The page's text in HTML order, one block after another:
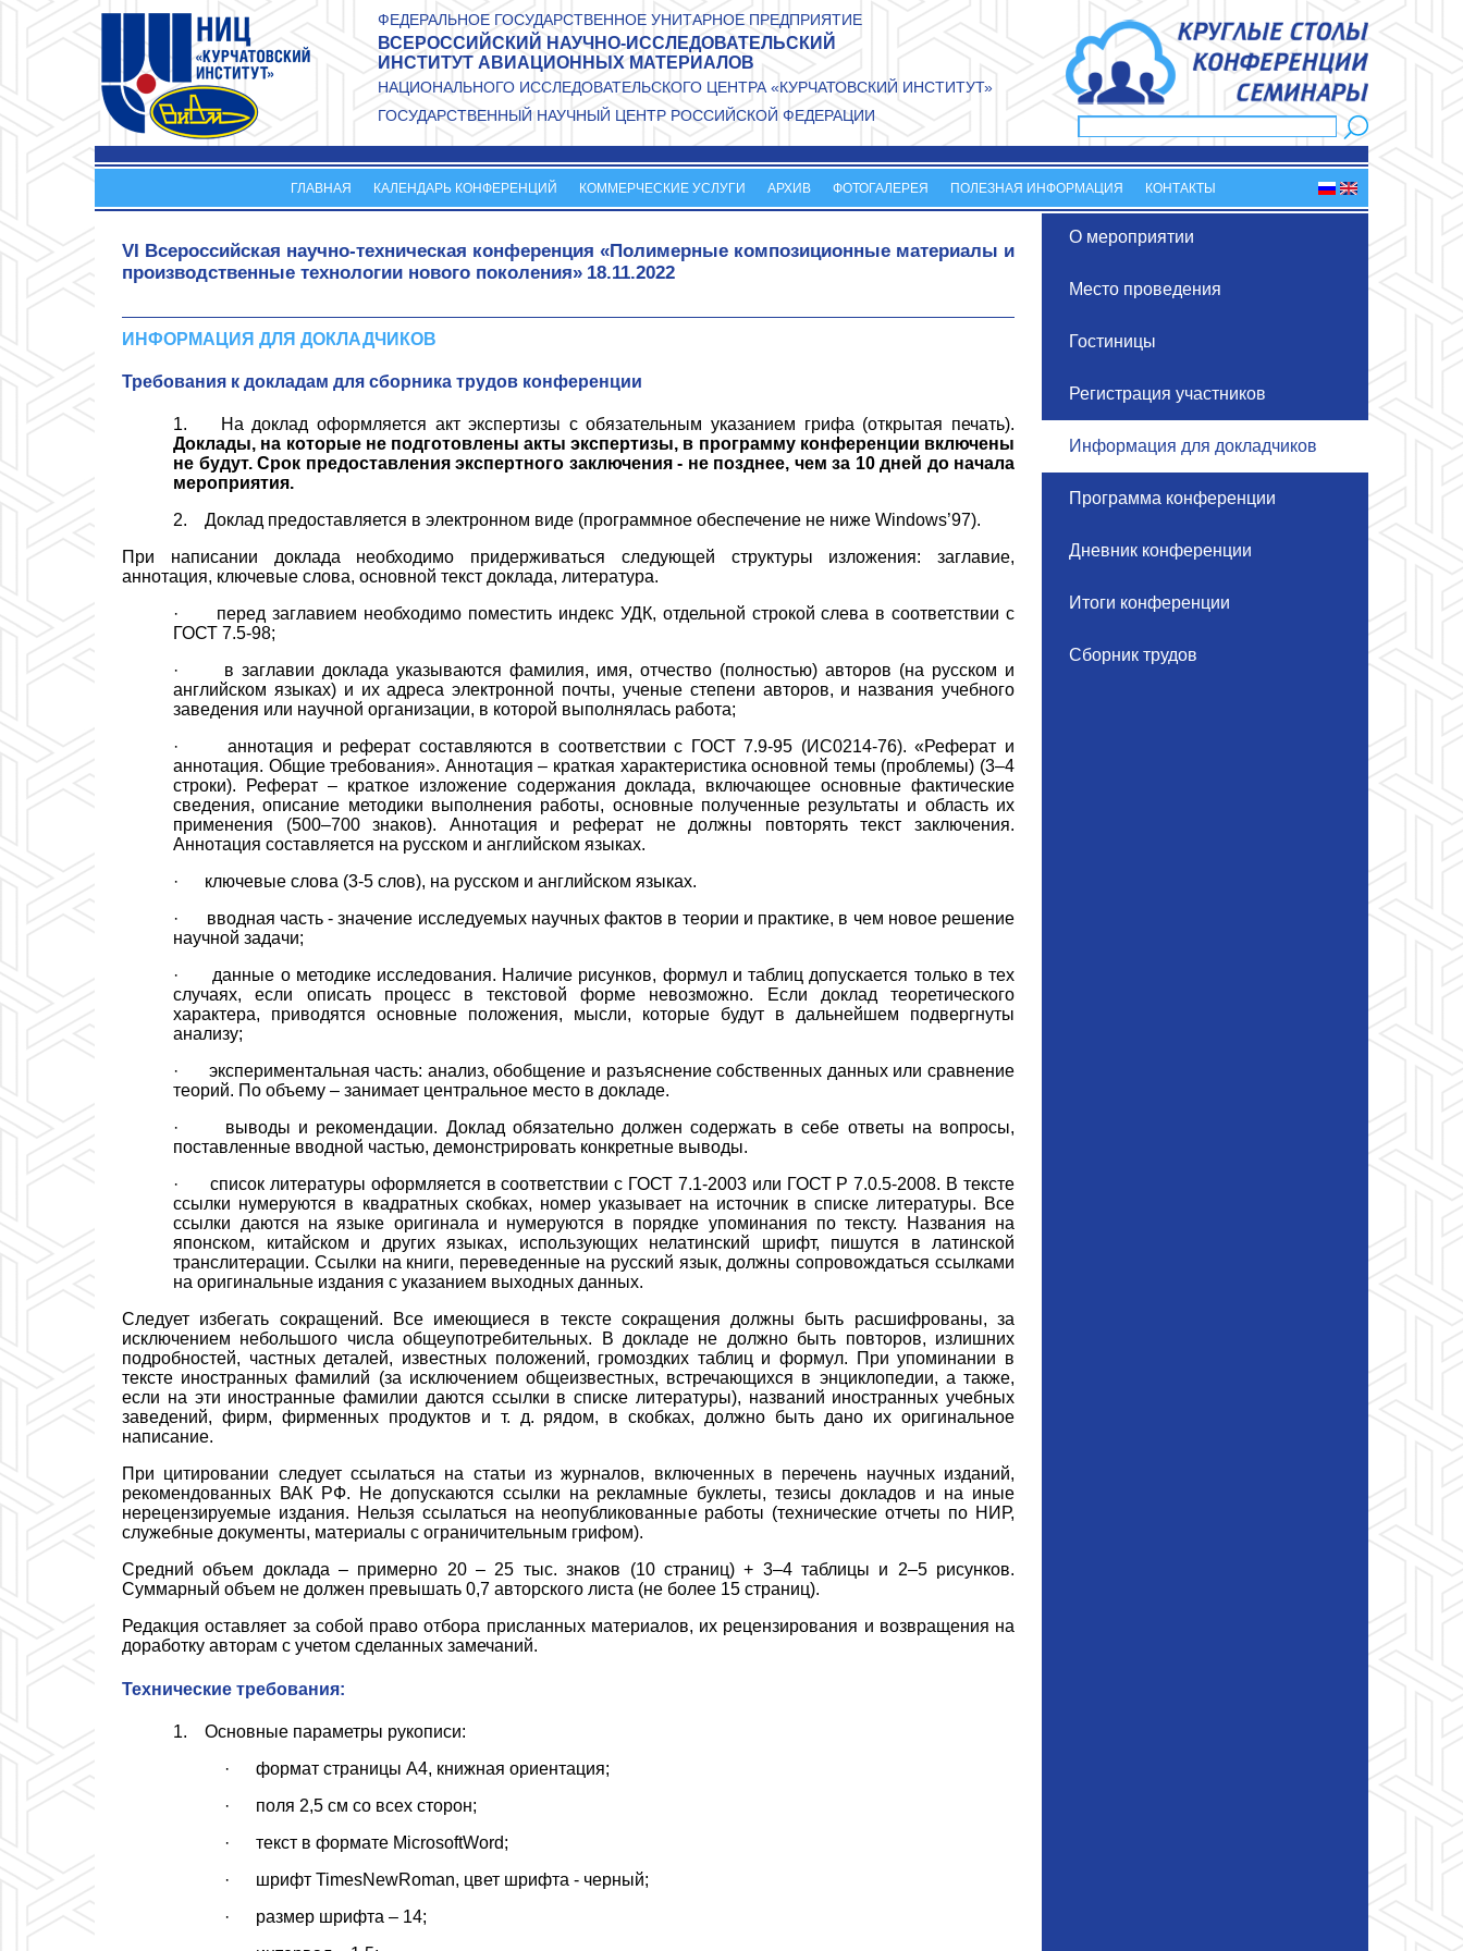
Перейти к основному содержанию
ФЕДЕРАЛЬНОЕ ГОСУДАРСТВЕННОЕ УНИТАРНОЕ ПРЕДПРИЯТИЕ
ВСЕРОССИЙСКИЙ НАУЧНО-ИССЛЕДОВАТЕЛЬСКИЙ
ИНСТИТУТ АВИАЦИОННЫХ МАТЕРИАЛОВ
НАЦИОНАЛЬНОГО ИССЛЕДОВАТЕЛЬСКОГО ЦЕНТРА «КУРЧАТОВСКИЙ ИНСТИТУТ»
ГОСУДАРСТВЕННЫЙ НАУЧНЫЙ ЦЕНТР РОССИЙСКОЙ ФЕДЕРАЦИИ
Форма поиска
ГЛАВНАЯ КАЛЕНДАРЬ КОНФЕРЕНЦИЙ КОММЕРЧЕСКИЕ УСЛУГИ АРХИВ ФОТОГАЛЕРЕЯ ПОЛЕЗНАЯ ИНФОРМАЦИЯ КОНТАКТЫ
О мероприятии
Место проведения
Гостиницы
Регистрация участников
Информация для докладчиков
Программа конференции
Дневник конференции
Итоги конференции
Сборник трудов
VI Всероссийская научно-техническая конференция «Полимерные композиционные материалы и
производственные технологии нового поколения» 18.11.2022
ИНФОРМАЦИЯ ДЛЯ ДОКЛАДЧИКОВ
Требования к докладам для сборника трудов конференции
1. На доклад оформляется акт экспертизы с обязательным указанием грифа (открытая печать).
Доклады, на которые не подготовлены акты экспертизы, в программу конференции включены
не будут. Срок предоставления экспертного заключения - не позднее, чем за 10 дней до начала
мероприятия.
2. Доклад предоставляется в электронном виде (программное обеспечение не ниже Windows’97).
При написании доклада необходимо придерживаться следующей структуры изложения: заглавие,
аннотация, ключевые слова, основной текст доклада, литература.
· перед заглавием необходимо поместить индекс УДК, отдельной строкой слева в соответствии с
ГОСТ 7.5-98;
· в заглавии доклада указываются фамилия, имя, отчество (полностью) авторов (на русском и
английском языках) и их адреса электронной почты, ученые степени авторов, и названия учебного
заведения или научной организации, в которой выполнялась работа;
· аннотация и реферат составляются в соответствии с ГОСТ 7.9-95 (ИС0214-76). «Реферат и
аннотация. Общие требования». Аннотация – краткая характеристика основной темы (проблемы) (3–4
строки). Реферат – краткое изложение содержания доклада, включающее основные фактические
сведения, описание методики выполнения работы, основные полученные результаты и область их
применения (500–700 знаков). Аннотация и реферат не должны повторять текст заключения.
Аннотация составляется на русском и английском языках.
· ключевые слова (3-5 слов), на русском и английском языках.
· вводная часть - значение исследуемых научных фактов в теории и практике, в чем новое решение
научной задачи;
· данные о методике исследования. Наличие рисунков, формул и таблиц допускается только в тех
случаях, если описать процесс в текстовой форме невозможно. Если доклад теоретического
характера, приводятся основные положения, мысли, которые будут в дальнейшем подвергнуты
анализу;
· экспериментальная часть: анализ, обобщение и разъяснение собственных данных или сравнение
теорий. По объему – занимает центральное место в докладе.
· выводы и рекомендации. Доклад обязательно должен содержать в себе ответы на вопросы,
поставленные вводной частью, демонстрировать конкретные выводы.
· список литературы оформляется в соответствии с ГОСТ 7.1-2003 или ГОСТ Р 7.0.5-2008. В тексте
ссылки нумеруются в квадратных скобках, номер указывает на источник в списке литературы. Все
ссылки даются на языке оригинала и нумеруются в порядке упоминания по тексту. Названия на
японском, китайском и других языках, использующих нелатинский шрифт, пишутся в латинской
транслитерации. Ссылки на книги, переведенные на русский язык, должны сопровождаться ссылками
на оригинальные издания с указанием выходных данных.
Следует избегать сокращений. Все имеющиеся в тексте сокращения должны быть расшифрованы, за
исключением небольшого числа общеупотребительных. В докладе не должно быть повторов, излишних
подробностей, частных деталей, известных положений, громоздких таблиц и формул. При упоминании в
тексте иностранных фамилий (за исключением общеизвестных, встречающихся в энциклопедии, а также,
если на эти иностранные фамилии даются ссылки в списке литературы), названий иностранных учебных
заведений, фирм, фирменных продуктов и т. д. рядом, в скобках, должно быть дано их оригинальное
написание.
При цитировании следует ссылаться на статьи из журналов, включенных в перечень научных изданий,
рекомендованных ВАК РФ. Не допускаются ссылки на рекламные буклеты, тезисы докладов и на иные
нерецензируемые издания. Нельзя ссылаться на неопубликованные работы (технические отчеты по НИР,
служебные документы, материалы с ограничительным грифом).
Средний объем доклада – примерно 20 – 25 тыс. знаков (10 страниц) + 3–4 таблицы и 2–5 рисунков.
Суммарный объем не должен превышать 0,7 авторского листа (не более 15 страниц).
Редакция оставляет за собой право отбора присланных материалов, их рецензирования и возвращения на
доработку авторам с учетом сделанных замечаний.
Технические требования:
1. Основные параметры рукописи:
· формат страницы А4, книжная ориентация;
· поля 2,5 см со всех сторон;
· текст в формате MicrosoftWord;
· шрифт TimesNewRoman, цвет шрифта - черный;
· размер шрифта – 14;